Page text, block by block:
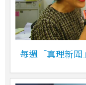
每週「真理新聞